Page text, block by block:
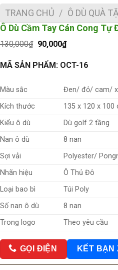
TRANG CHỦ / Ô DÙ QUÀ
Ô Dù Cầm Tay Cán Cong Tự
130,000₫ Giá
là:
130,000₫.
90,000₫Giá
tại
là:
MÃ SẢN PHẨM: OCT-16
Màu sắc
Đen/ đỏ/ cam/
Kích thước
135 x 120 x 100
Kiểu ô dù
Dù golf 2 tầng
Nan ô dù
8 nan
Sợi vải
Polyester/
Nhãn hiệu
Ô Thủ Đô
Loại bao bì
Túi Poly
Số nan ô dù
8 nan
Trong logo
Theo yêu cầu
GỌI ĐIỆN KẾT BẠN